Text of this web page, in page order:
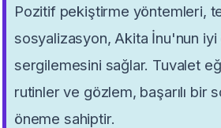
Pozitif pekiştirme yöntemleri,
sosyalizasyon, Akita İnu'nun iyi
sergilemesini sağlar. Tuvalet
rutinler ve gözlem, başarılı bir
öneme sahiptir.